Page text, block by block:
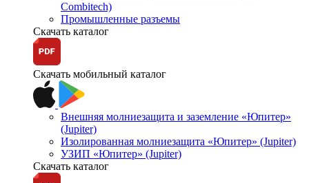
Combitech)
Промышленные разъемы
Скачать каталог
Скачать мобильный каталог
Внешняя молниезащита и заземление «Юпитер»
(Jupiter)
Изолированная молниезащита «Юпитер» (Jupiter)
УЗИП «Юпитер» (Jupiter)
Скачать каталог